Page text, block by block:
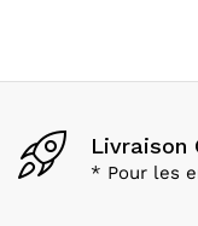
Livraison
* Pour les